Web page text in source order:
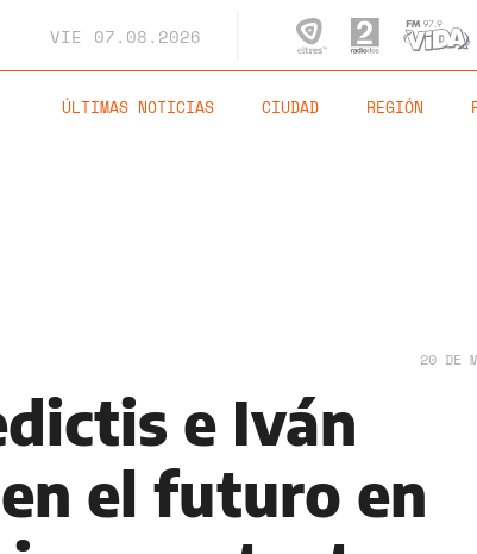
VIE 07.08.2026
ÚLTIMAS NOTICIAS CIUDAD REGIÓN
20 DE
e Iván
el futuro en